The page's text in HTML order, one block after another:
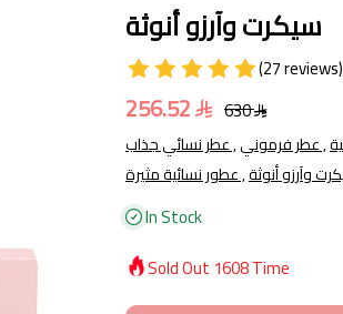
سيكرت وآرزو أنوثة
(27 reviews)
256.52 630
عطر نسائي جذاب , عطر فرموني ,
عطور نسائية مثيرة ,
In Stock
Sold Out 1608Time